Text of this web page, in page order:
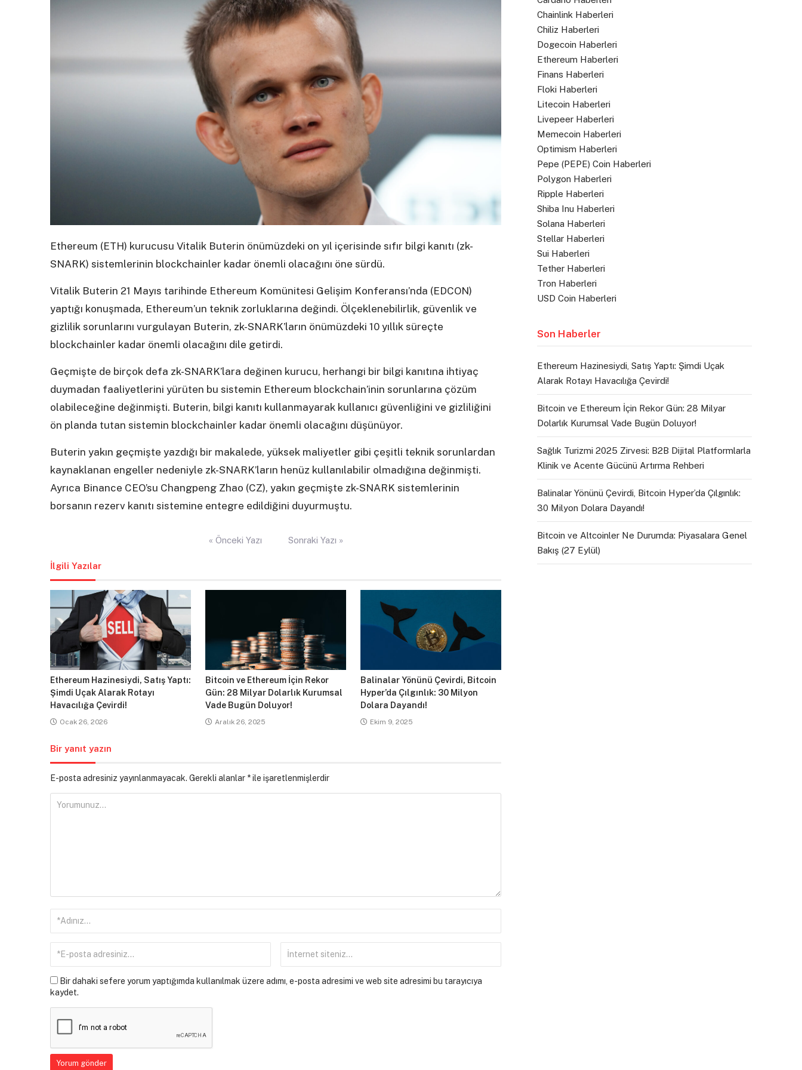
Ethereum (ETH) kurucusu Vitalik Buterin önümüzdeki on yıl içerisinde sıfır bilgi kanıtı (zk-
SNARK) sistemlerinin blockchainler kadar önemli olacağını öne sürdü.
Vitalik Buterin 21 Mayıs tarihinde Ethereum Komünitesi Gelişim Konferansı’nda (EDCON)
yaptığı konuşmada, Ethereum’un teknik zorluklarına değindi. Ölçeklenebilirlik, güvenlik ve
gizlilik sorunlarını vurgulayan Buterin, zk-SNARK’ların önümüzdeki 10 yıllık süreçte
blockchainler kadar önemli olacağını dile getirdi.
Geçmişte de birçok defa zk-SNARK’lara değinen kurucu, herhangi bir bilgi kanıtına ihtiyaç
duymadan faaliyetlerini yürüten bu sistemin Ethereum blockchain’inin sorunlarına çözüm
olabileceğine değinmişti. Buterin, bilgi kanıtı kullanmayarak kullanıcı güvenliğini ve gizliliğini
ön planda tutan sistemin blockchainler kadar önemli olacağını düşünüyor.
Buterin yakın geçmişte yazdığı bir makalede, yüksek maliyetler gibi çeşitli teknik sorunlardan
kaynaklanan engeller nedeniyle zk-SNARK’ların henüz kullanılabilir olmadığına değinmişti.
Ayrıca Binance CEO’su Changpeng Zhao (CZ), yakın geçmişte zk-SNARK sistemlerinin
borsanın rezerv kanıtı sistemine entegre edildiğini duyurmuştu.
« Önceki Yazı Sonraki Yazı »
İlgili Yazılar
Ethereum Hazinesiydi, Satış Yaptı:
Şimdi Uçak Alarak Rotayı
Havacılığa Çevirdi!
Ocak 26, 2026
Bitcoin ve Ethereum İçin Rekor
Gün: 28 Milyar Dolarlık Kurumsal
Vade Bugün Doluyor!
Aralık 26, 2025
Balinalar Yönünü Çevirdi, Bitcoin
Hyper’da Çılgınlık: 30 Milyon
Dolara Dayandı!
Ekim 9, 2025
Bir yanıt yazın
E-posta adresiniz yayınlanmayacak. Gerekli alanlar *ile işaretlenmişlerdir
Bir dahaki sefere yorum yaptığımda kullanılmak üzere adımı, e-posta adresimi ve web site adresimi bu tarayıcıya
kaydet.
Chainlink Haberleri
Chiliz Haberleri
Dogecoin Haberleri
Ethereum Haberleri
Finans Haberleri
Floki Haberleri
Litecoin Haberleri
Livepeer Haberleri
Memecoin Haberleri
Optimism Haberleri
Pepe (PEPE) Coin Haberleri
Polygon Haberleri
Ripple Haberleri
Shiba Inu Haberleri
Solana Haberleri
Stellar Haberleri
Sui Haberleri
Tether Haberleri
Tron Haberleri
USD Coin Haberleri
Son Haberler
Ethereum Hazinesiydi, Satış Yaptı: Şimdi Uçak
Alarak Rotayı Havacılığa Çevirdi!
Bitcoin ve Ethereum İçin Rekor Gün: 28 Milyar
Dolarlık Kurumsal Vade Bugün Doluyor!
Sağlık Turizmi 2025 Zirvesi: B2B Dijital Platformlarla
Klinik ve Acente Gücünü Artırma Rehberi
Balinalar Yönünü Çevirdi, Bitcoin Hyper’da Çılgınlık:
30 Milyon Dolara Dayandı!
Bitcoin ve Altcoinler Ne Durumda: Piyasalara Genel
Bakış (27 Eylül)